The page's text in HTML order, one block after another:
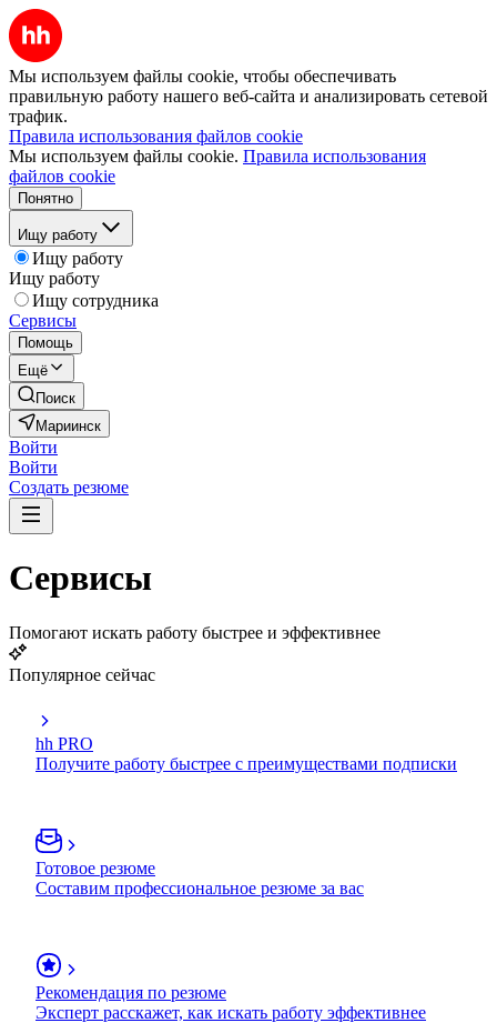
Мы используем файлы cookie, чтобы обеспечивать
правильную работу нашего веб-сайта и анализировать сетевой
трафик.
Правила использования файлов cookie
Мы используем файлы cookie. Правила использования
файлов cookie
Понятно
Ищу работу
Ищу работу
Ищу работу
Ищу сотрудника
Сервисы
Помощь
Ещё
Поиск
Мариинск
Войти
Войти
Создать резюме
Сервисы
Помогают искать работу быстрее и эффективнее
Популярное сейчас
hh PRO
Получите работу быстрее с преимуществами подписки
Готовое резюме
Составим профессиональное резюме за вас
Рекомендация по резюме
Эксперт расскажет, как искать работу эффективнее